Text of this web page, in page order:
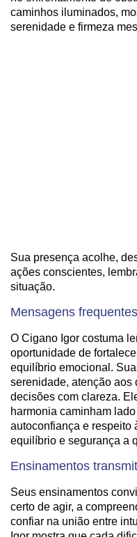
caminhos iluminados,
serenidade e firmeza
Sua presença acolhe,
ações conscientes,
situação.
Mensagens frequentes
O Cigano Igor costuma
oportunidade de
equilíbrio emocional.
serenidade, atenção aos
decisões com clareza.
harmonia caminham
autoconfiança e respeito
equilíbrio e segurança a
Ensinamentos
Seus ensinamentos
certo de agir, a
confiar na união entre